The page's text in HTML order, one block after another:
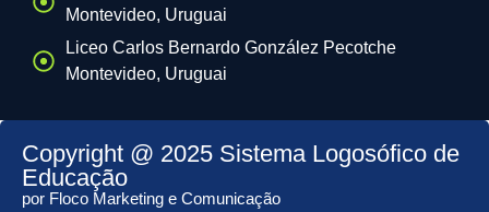
Montevideo, Uruguai
Liceo Carlos Bernardo González Pecotche
Montevideo, Uruguai
Copyright @ 2025 Sistema Logosófico de
Educação
por Floco Marketing e Comunicação